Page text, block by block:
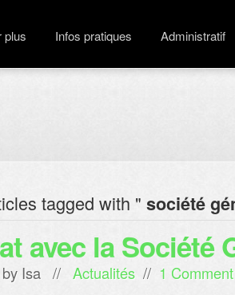
plus Infos pratiques Administratif
tagged with " société
avec la Société
Isa // Actualités // 1 Comment